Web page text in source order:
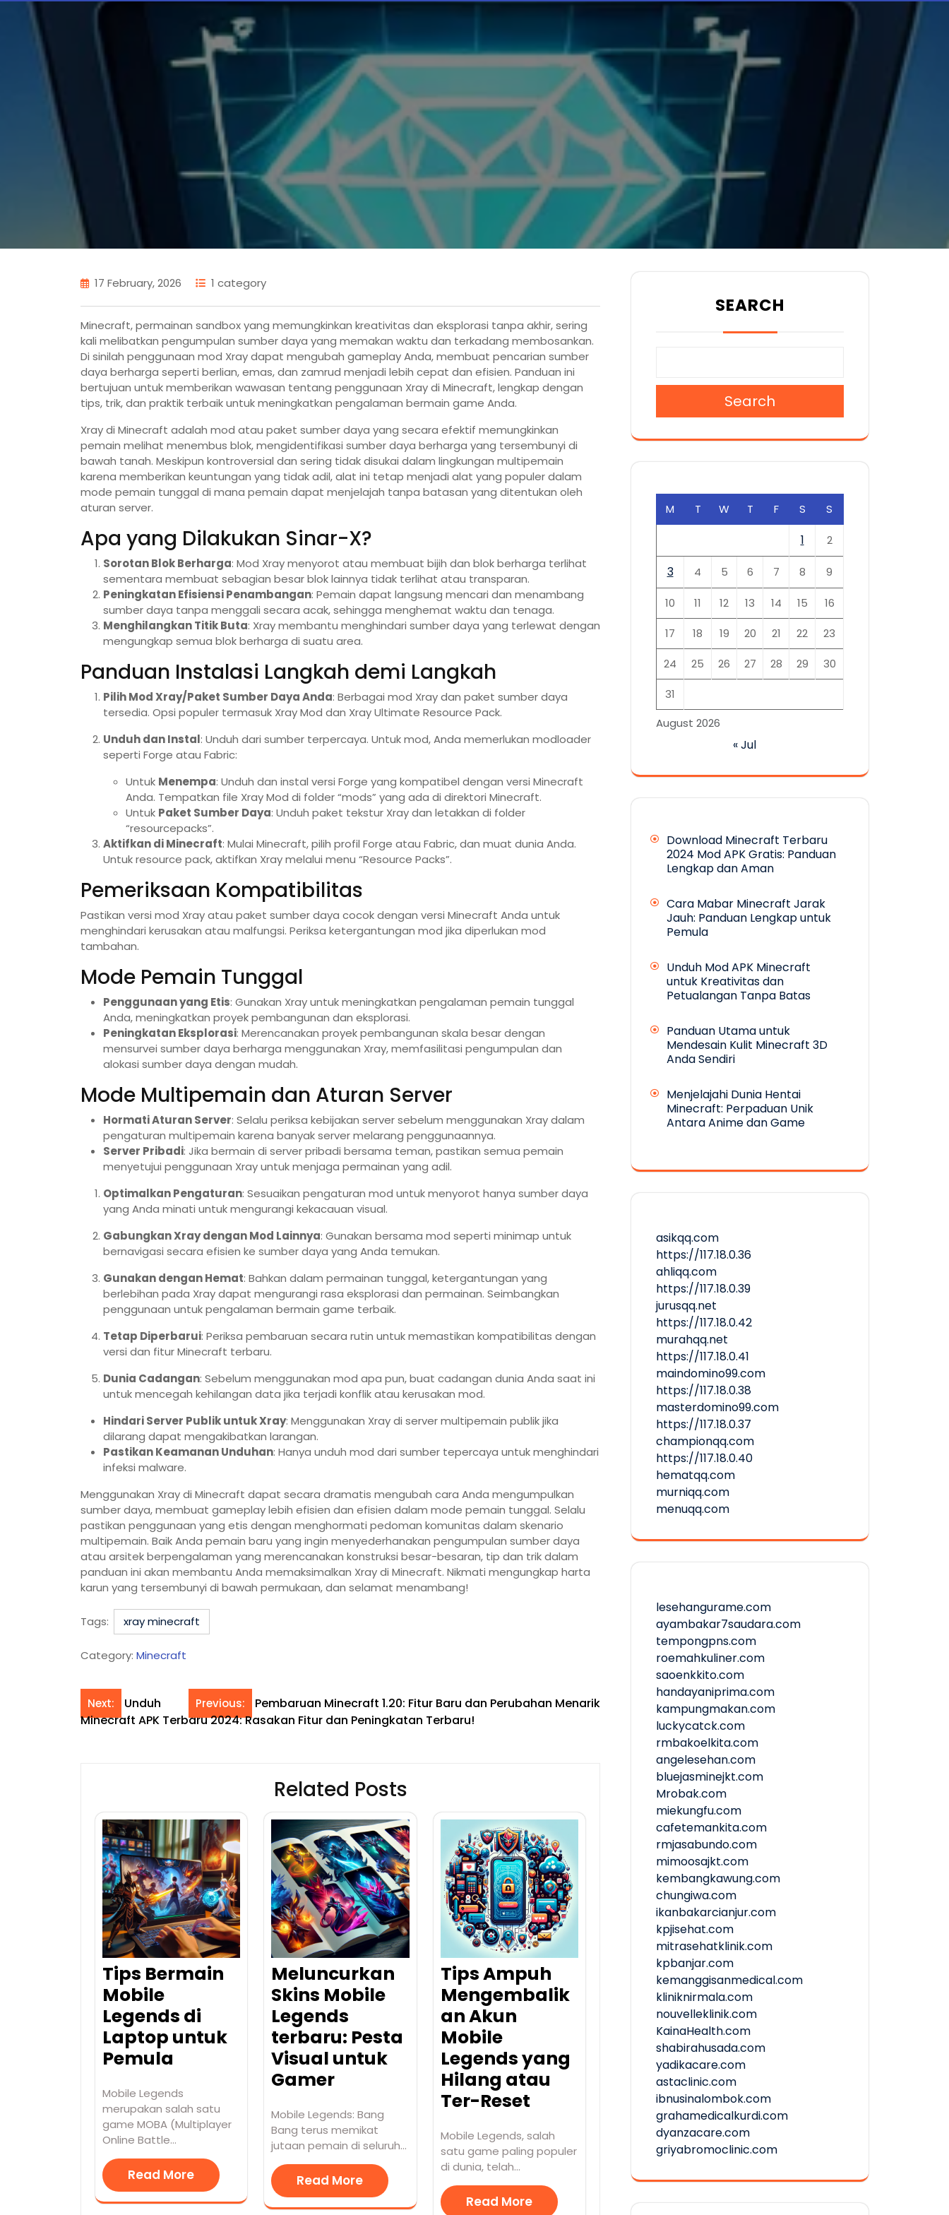
17 February, 2026 1 category
Minecraft, permainan sandbox yang memungkinkan kreativitas dan eksplorasi tanpa akhir, sering
kali melibatkan pengumpulan sumber daya yang memakan waktu dan terkadang membosankan.
Di sinilah penggunaan mod Xray dapat mengubah gameplay Anda, membuat pencarian sumber
daya berharga seperti berlian, emas, dan zamrud menjadi lebih cepat dan efisien. Panduan ini
bertujuan untuk memberikan wawasan tentang penggunaan Xray di Minecraft, lengkap dengan
tips, trik, dan praktik terbaik untuk meningkatkan pengalaman bermain game Anda.
Xray di Minecraft adalah mod atau paket sumber daya yang secara efektif memungkinkan
pemain melihat menembus blok, mengidentifikasi sumber daya berharga yang tersembunyi di
bawah tanah. Meskipun kontroversial dan sering tidak disukai dalam lingkungan multipemain
karena memberikan keuntungan yang tidak adil, alat ini tetap menjadi alat yang populer dalam
mode pemain tunggal di mana pemain dapat menjelajah tanpa batasan yang ditentukan oleh
aturan server.
Apa yang Dilakukan Sinar-X?
Sorotan Blok Berharga: Mod Xray menyorot atau membuat bijih dan blok berharga terlihat
sementara membuat sebagian besar blok lainnya tidak terlihat atau transparan.
Peningkatan Efisiensi Penambangan: Pemain dapat langsung mencari dan menambang
sumber daya tanpa menggali secara acak, sehingga menghemat waktu dan tenaga.
Menghilangkan Titik Buta: Xray membantu menghindari sumber daya yang terlewat dengan
mengungkap semua blok berharga di suatu area.
Panduan Instalasi Langkah demi Langkah
Pilih Mod Xray/Paket Sumber Daya Anda: Berbagai mod Xray dan paket sumber daya
tersedia. Opsi populer termasuk Xray Mod dan Xray Ultimate Resource Pack.
Unduh dan Instal: Unduh dari sumber terpercaya. Untuk mod, Anda memerlukan modloader
seperti Forge atau Fabric:
Untuk Menempa: Unduh dan instal versi Forge yang kompatibel dengan versi Minecraft
Anda. Tempatkan file Xray Mod di folder “mods” yang ada di direktori Minecraft.
Untuk Paket Sumber Daya: Unduh paket tekstur Xray dan letakkan di folder
“resourcepacks”.
Aktifkan di Minecraft: Mulai Minecraft, pilih profil Forge atau Fabric, dan muat dunia Anda.
Untuk resource pack, aktifkan Xray melalui menu “Resource Packs”.
Pemeriksaan Kompatibilitas
Pastikan versi mod Xray atau paket sumber daya cocok dengan versi Minecraft Anda untuk
menghindari kerusakan atau malfungsi. Periksa ketergantungan mod jika diperlukan mod
tambahan.
Mode Pemain Tunggal
Penggunaan yang Etis: Gunakan Xray untuk meningkatkan pengalaman pemain tunggal
Anda, meningkatkan proyek pembangunan dan eksplorasi.
Peningkatan Eksplorasi: Merencanakan proyek pembangunan skala besar dengan
mensurvei sumber daya berharga menggunakan Xray, memfasilitasi pengumpulan dan
alokasi sumber daya dengan mudah.
Mode Multipemain dan Aturan Server
Hormati Aturan Server: Selalu periksa kebijakan server sebelum menggunakan Xray dalam
pengaturan multipemain karena banyak server melarang penggunaannya.
Server Pribadi: Jika bermain di server pribadi bersama teman, pastikan semua pemain
menyetujui penggunaan Xray untuk menjaga permainan yang adil.
Optimalkan Pengaturan: Sesuaikan pengaturan mod untuk menyorot hanya sumber daya
yang Anda minati untuk mengurangi kekacauan visual.
Gabungkan Xray dengan Mod Lainnya: Gunakan bersama mod seperti minimap untuk
bernavigasi secara efisien ke sumber daya yang Anda temukan.
Gunakan dengan Hemat: Bahkan dalam permainan tunggal, ketergantungan yang
berlebihan pada Xray dapat mengurangi rasa eksplorasi dan permainan. Seimbangkan
penggunaan untuk pengalaman bermain game terbaik.
Tetap Diperbarui: Periksa pembaruan secara rutin untuk memastikan kompatibilitas dengan
versi dan fitur Minecraft terbaru.
Dunia Cadangan: Sebelum menggunakan mod apa pun, buat cadangan dunia Anda saat ini
untuk mencegah kehilangan data jika terjadi konflik atau kerusakan mod.
Hindari Server Publik untuk Xray: Menggunakan Xray di server multipemain publik jika
dilarang dapat mengakibatkan larangan.
Pastikan Keamanan Unduhan: Hanya unduh mod dari sumber tepercaya untuk menghindari
infeksi malware.
Menggunakan Xray di Minecraft dapat secara dramatis mengubah cara Anda mengumpulkan
sumber daya, membuat gameplay lebih efisien dan efisien dalam mode pemain tunggal. Selalu
pastikan penggunaan yang etis dengan menghormati pedoman komunitas dalam skenario
multipemain. Baik Anda pemain baru yang ingin menyederhanakan pengumpulan sumber daya
atau arsitek berpengalaman yang merencanakan konstruksi besar-besaran, tip dan trik dalam
panduan ini akan membantu Anda memaksimalkan Xray di Minecraft. Nikmati mengungkap harta
karun yang tersembunyi di bawah permukaan, dan selamat menambang!
Tags: xray minecraft
Category: Minecraft
Previous: Pembaruan Minecraft 1.20: Fitur Baru dan Perubahan Menarik
Next:
Unduh
Minecraft APK Terbaru 2024: Rasakan Fitur dan Peningkatan Terbaru!
Related Posts
Tips Bermain
Mobile
Legends di
Laptop untuk
Pemula
Mobile Legends
merupakan salah satu
game MOBA (Multiplayer
Online Battle…
Read More
Meluncurkan
Skins Mobile
Legends
terbaru: Pesta
Visual untuk
Gamer
Mobile Legends: Bang
Bang terus memikat
jutaan pemain di seluruh…
Read More
Tips Ampuh
Mengembalik
an Akun
Mobile
Legends yang
Hilang atau
Ter-Reset
Mobile Legends, salah
satu game paling populer
di dunia, telah…
Read More
SEARCH
Search
August 2026
M T W T F S S
1 2
3 4 5 6 7 8 9
10 11 12 13 14 15 16
17 18 19 20 21 22 23
24 25 26 27 28 29 30
31
« Jul
Download Minecraft Terbaru
2024 Mod APK Gratis: Panduan
Lengkap dan Aman
Cara Mabar Minecraft Jarak
Jauh: Panduan Lengkap untuk
Pemula
Unduh Mod APK Minecraft
untuk Kreativitas dan
Petualangan Tanpa Batas
Panduan Utama untuk
Mendesain Kulit Minecraft 3D
Anda Sendiri
Menjelajahi Dunia Hentai
Minecraft: Perpaduan Unik
Antara Anime dan Game
asikqq.com
https://117.18.0.36
ahliqq.com
https://117.18.0.39
jurusqq.net
https://117.18.0.42
murahqq.net
https://117.18.0.41
maindomino99.com
https://117.18.0.38
masterdomino99.com
https://117.18.0.37
championqq.com
https://117.18.0.40
hematqq.com
murniqq.com
menuqq.com
lesehangurame.com
ayambakar7saudara.com
tempongpns.com
roemahkuliner.com
saoenkkito.com
handayaniprima.com
kampungmakan.com
luckycatck.com
rmbakoelkita.com
angelesehan.com
bluejasminejkt.com
Mrobak.com
miekungfu.com
cafetemankita.com
rmjasabundo.com
mimoosajkt.com
kembangkawung.com
chungiwa.com
ikanbakarcianjur.com
kpjisehat.com
mitrasehatklinik.com
kpbanjar.com
kemanggisanmedical.com
kliniknirmala.com
nouvelleklinik.com
KainaHealth.com
shabirahusada.com
yadikacare.com
astaclinic.com
ibnusinalombok.com
grahamedicalkurdi.com
dyanzacare.com
griyabromoclinic.com